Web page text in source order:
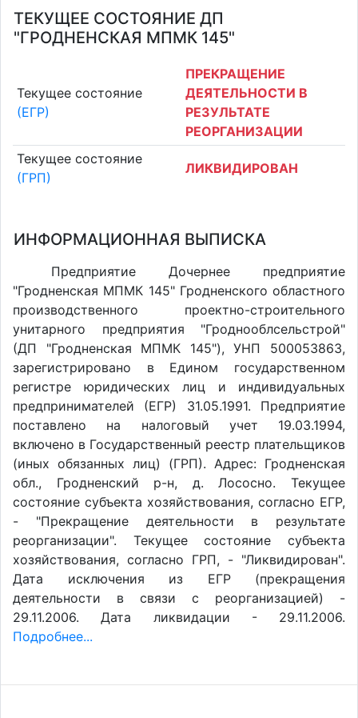
ТЕКУЩЕЕ СОСТОЯНИЕ ДП
"ГРОДНЕНСКАЯ МПМК 145"
Текущее состояние
(ЕГР)
ПРЕКРАЩЕНИЕ
ДЕЯТЕЛЬНОСТИ В
РЕЗУЛЬТАТЕ
РЕОРГАНИЗАЦИИ
Текущее состояние
(ГРП)
ЛИКВИДИРОВАН
ИНФОРМАЦИОННАЯ ВЫПИСКА
Предприятие Дочернее предприятие
"Гродненская МПМК 145" Гродненского областного
производственного проектно-строительного
унитарного предприятия "Гроднооблсельстрой"
(ДП "Гродненская МПМК 145"), УНП 500053863,
зарегистрировано в Едином государственном
регистре юридических лиц и индивидуальных
предпринимателей (ЕГР) 31.05.1991. Предприятие
поставлено на налоговый учет 19.03.1994,
включено в Государственный реестр плательщиков
(иных обязанных лиц) (ГРП). Адрес: Гродненская
обл., Гродненский р-н, д. Лососно. Текущее
состояние субъекта хозяйствования, согласно ЕГР,
- "Прекращение деятельности в результате
реорганизации". Текущее состояние субъекта
хозяйствования, согласно ГРП, - "Ликвидирован".
Дата исключения из ЕГР (прекращения
деятельности в связи с реорганизацией) -
29.11.2006. Дата ликвидации - 29.11.2006.
Подробнее...